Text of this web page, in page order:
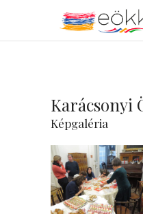
Karácsonyi
Képgaléria